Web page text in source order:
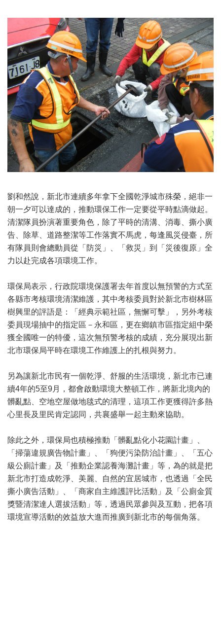
劉和然說，新北市連續多年拿下全國乾淨城市殊榮，絕非一
朝一夕可以達成的，推動環保工作一定要從平時點滴做起。
清潔隊員扮演著重要角色，除了平時的清溝、消毒、撕小廣
告、除草、道路整潔等工作落實不馬虎，每逢風災侵臺，所
有隊員則會總動員從「防災」、「救災」到「災後復原」全
力以赴完成各項環境工作。
環保局表示，行政院環境保護署去年首度以無預警的方式至
各縣市考核環境清潔維護，其中考核委員對於新北市樹林區
樹興里的評語是：「經典示範社區，無懈可擊」，另外考核
委員現場抽中的指定區－永和區，更在鄉鎮市區指定組中榮
獲全國唯一的特優，這次無預警考核的成績，充分展現出新
北市環保局平時在環境工作維護上的扎根與努力。
另為讓新北市民有一個乾淨、舒服的生活環境，新北市已連
續4年的5至9月，都會啟動環境大整頓工作，將新北境內的
髒亂點、空地空屋做地毯式的清理，這項工作更獲得許多熱
心里長及里民肯定認同，共襄盛舉一起主動來協助。
除此之外，環保局也積極推動「髒亂點化小花園計畫」、
「掃蕩違規廣告物計畫」、「狗便污染防治計畫」、「五心
級公廁計畫」及「推動企業認養海灘計畫」等，為的就是把
新北市打造成乾淨、美麗、自然的宜居城市，也透過「全民
撕小廣告活動」、「商家自主維護評比活動」及「公廁金質
獎暨清潔達人選拔活動」等，透過民眾參與及互動，把各項
環境宣導活動的效益放大進而推廣到新北市的每個角落。